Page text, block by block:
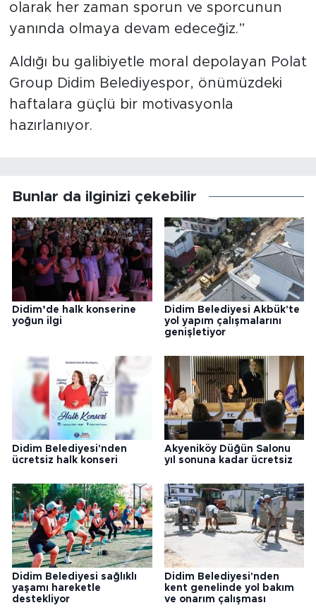
olarak her zaman sporun ve sporcunun
yanında olmaya devam edeceğiz.”
Aldığı bu galibiyetle moral depolayan Polat
Group Didim Belediyespor, önümüzdeki
haftalara güçlü bir motivasyonla
hazırlanıyor.
Bunlar da ilginizi çekebilir
Didim’de halk konserine
yoğun ilgi
Didim Belediyesi Akbük'te
yol yapım çalışmalarını
genişletiyor
Didim Belediyesi'nden
ücretsiz halk konseri
Akyeniköy Düğün Salonu
yıl sonuna kadar ücretsiz
Didim Belediyesi sağlıklı
yaşamı hareketle
destekliyor
Didim Belediyesi'nden
kent genelinde yol bakım
ve onarım çalışması